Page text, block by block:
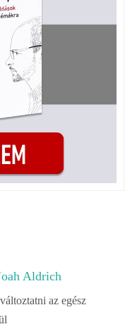
Aldrich
az egész